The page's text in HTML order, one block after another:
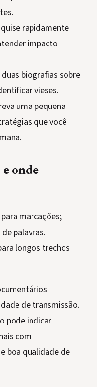
rapidamente
impacto
biografias sobre
vieses.
uma pequena
que você
onde
marcações;
palavras.
longos trechos
de transmissão.
pode indicar
com
boa qualidade de